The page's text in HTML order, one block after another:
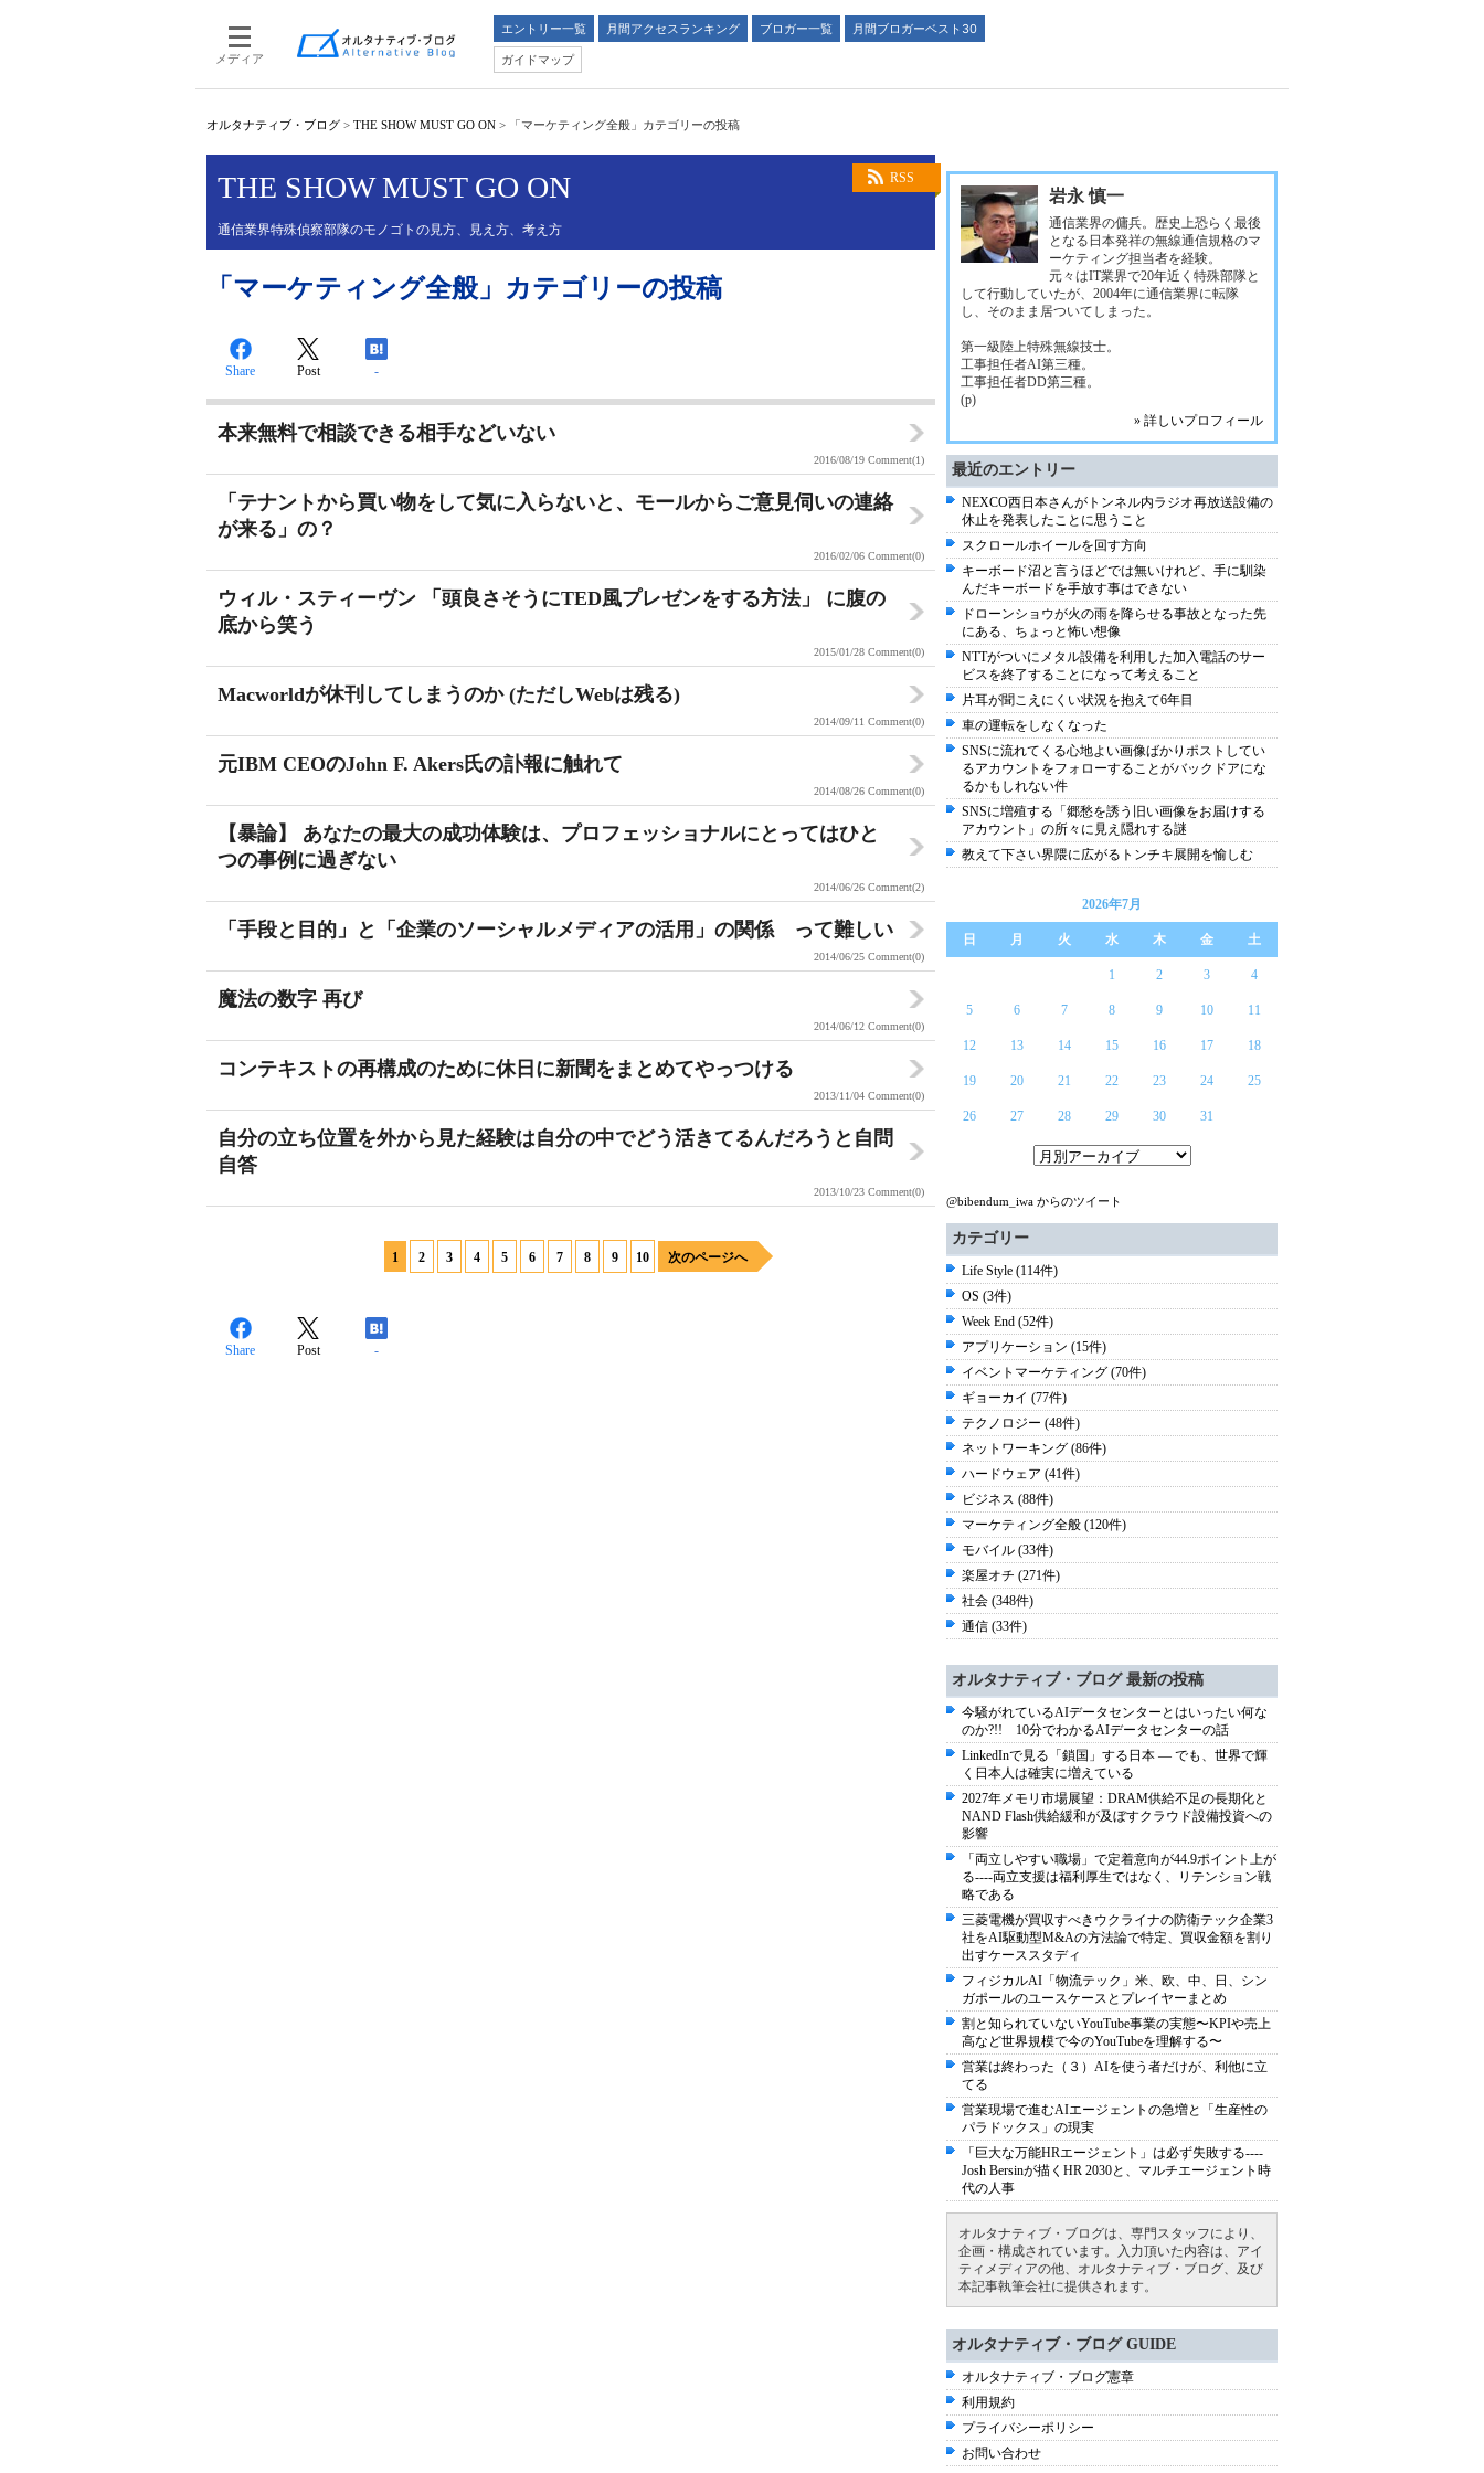
メディア
エントリー一覧 月間アクセスランキング ブロガー一覧
月間ブロガーベスト30
ガイドマップ
オルタナティブ・ブログ > THE SHOW MUST GO ON > 「マーケティング全般」カテゴリーの投稿
RSS
THE SHOW MUST GO ON
通信業界特殊偵察部隊のモノゴトの見方、見え方、考え方
「マーケティング全般」カテゴリーの投稿
Share Post -
本来無料で相談できる相手などいない
2016/08/19 Comment(1)
「テナントから買い物をして気に入らないと、モールからご意見伺いの連絡
が来る」の？
2016/02/06 Comment(0)
ウィル・スティーヴン 「頭良さそうにTED風プレゼンをする方法」 に腹の
底から笑う
2015/01/28 Comment(0)
Macworldが休刊してしまうのか (ただしWebは残る)
2014/09/11 Comment(0)
元IBM CEOのJohn F. Akers氏の訃報に触れて
2014/08/26 Comment(0)
【暴論】 あなたの最大の成功体験は、プロフェッショナルにとってはひと
つの事例に過ぎない
2014/06/26 Comment(2)
「手段と目的」と「企業のソーシャルメディアの活用」の関係 って難しい
2014/06/25 Comment(0)
魔法の数字 再び
2014/06/12 Comment(0)
コンテキストの再構成のために休日に新聞をまとめてやっつける
2013/11/04 Comment(0)
自分の立ち位置を外から見た経験は自分の中でどう活きてるんだろうと自問
自答
2013/10/23 Comment(0)
1 2 3 4 5 6 7 8 9 10 次のページへ
Share Post -
岩永 慎一
通信業界の傭兵。歴史上恐らく最後
となる日本発祥の無線通信規格のマ
ーケティング担当者を経験。
元々はIT業界で20年近く特殊部隊と
して行動していたが、2004年に通信業界に転隊
し、そのまま居ついてしまった。
第一級陸上特殊無線技士。
工事担任者AI第三種。
工事担任者DD第三種。
(p)
» 詳しいプロフィール
最近のエントリー
NEXCO西日本さんがトンネル内ラジオ再放送設備の
休止を発表したことに思うこと
スクロールホイールを回す方向
キーボード沼と言うほどでは無いけれど、手に馴染
んだキーボードを手放す事はできない
ドローンショウが火の雨を降らせる事故となった先
にある、ちょっと怖い想像
NTTがついにメタル設備を利用した加入電話のサー
ビスを終了することになって考えること
片耳が聞こえにくい状況を抱えて6年目
車の運転をしなくなった
SNSに流れてくる心地よい画像ばかりポストしてい
るアカウントをフォローすることがバックドアにな
るかもしれない件
SNSに増殖する「郷愁を誘う旧い画像をお届けする
アカウント」の所々に見え隠れする謎
教えて下さい界隈に広がるトンチキ展開を愉しむ
2026年7月
日 月 火 水 木 金 土
1 2 3 4
5 6 7 8 9 10 11
12 13 14 15 16 17 18
19 20 21 22 23 24 25
26 27 28 29 30 31
@bibendum_iwa からのツイート
カテゴリー
Life Style (114件)
OS (3件)
Week End (52件)
アプリケーション (15件)
イベントマーケティング (70件)
ギョーカイ (77件)
テクノロジー (48件)
ネットワーキング (86件)
ハードウェア (41件)
ビジネス (88件)
マーケティング全般 (120件)
モバイル (33件)
楽屋オチ (271件)
社会 (348件)
通信 (33件)
オルタナティブ・ブログ 最新の投稿
今騒がれているAIデータセンターとはいったい何な
のか?!! 10分でわかるAIデータセンターの話
LinkedInで見る「鎖国」する日本 ― でも、世界で輝
く日本人は確実に増えている
2027年メモリ市場展望：DRAM供給不足の長期化と
NAND Flash供給緩和が及ぼすクラウド設備投資への
影響
「両立しやすい職場」で定着意向が44.9ポイント上が
る----両立支援は福利厚生ではなく、リテンション戦
略である
三菱電機が買収すべきウクライナの防衛テック企業3
社をAI駆動型M&Aの方法論で特定、買収金額を割り
出すケーススタディ
フィジカルAI「物流テック」米、欧、中、日、シン
ガポールのユースケースとプレイヤーまとめ
割と知られていないYouTube事業の実態〜KPIや売上
高など世界規模で今のYouTubeを理解する〜
営業は終わった（３）AIを使う者だけが、利他に立
てる
営業現場で進むAIエージェントの急増と「生産性の
パラドックス」の現実
「巨大な万能HRエージェント」は必ず失敗する----
Josh Bersinが描くHR 2030と、マルチエージェント時
代の人事
オルタナティブ・ブログは、専門スタッフにより、
企画・構成されています。入力頂いた内容は、アイ
ティメディアの他、オルタナティブ・ブログ、及び
本記事執筆会社に提供されます。
オルタナティブ・ブログ GUIDE
オルタナティブ・ブログ憲章
利用規約
プライバシーポリシー
お問い合わせ